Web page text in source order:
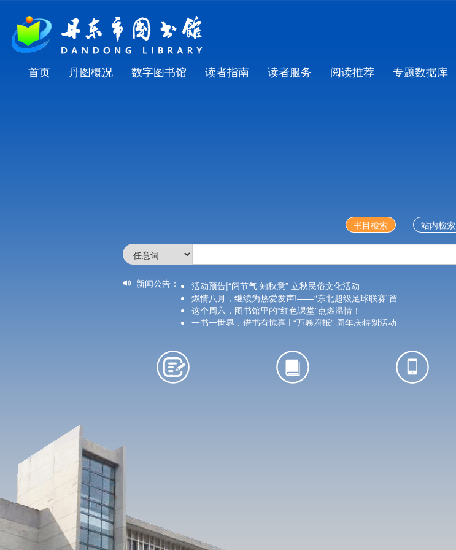
首页 丹图概况 数字图书馆 读者指南 读者服务 阅读推荐 专题数据库
书目检索 站内检索
新闻公告：
活动预告|“阅节气·知秋意” 立秋民俗文化活动
燃情八月，继续为热爱发声!——“东北超级足球联赛”留
这个周六，图书馆里的“红色课堂”点燃温情！
一书一世界，借书有惊喜 | “万卷府抵” 周年庆特别活动
颜色变青蛙？Ivy老师的双语课玩出新高度！
红船破浪处，童心向阳生 | 市图书馆“读红船·筑红心